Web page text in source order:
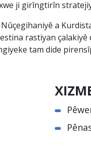
ji girîngtirîn
a
rastiyan çalakiyê
tam dide